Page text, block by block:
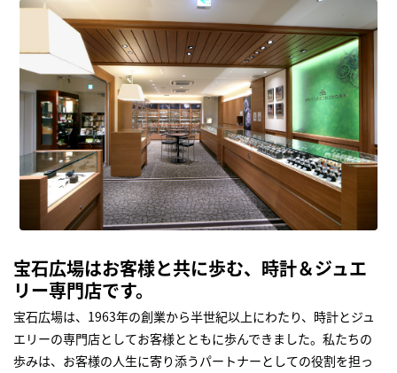
宝石広場はお客様と共に歩む、時計＆ジュエ
リー専門店です。
宝石広場は、1963年の創業から半世紀以上にわたり、時計とジュ
エリーの専門店としてお客様とともに歩んできました。私たちの
歩みは、お客様の人生に寄り添うパートナーとしての役割を担っ